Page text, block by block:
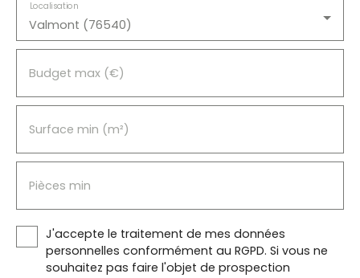
Valmont (76540)
Localisation
Budget max (€)
Surface min (m²)
Pièces min
J'accepte le traitement de mes données
personnelles conformément au RGPD. Si vous ne
souhaitez pas faire l'objet de prospection